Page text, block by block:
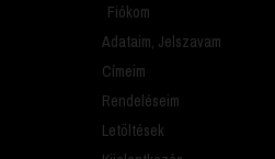
Fiókom
Adataim, Jelszavam
Címeim
Rendeléseim
Letöltések